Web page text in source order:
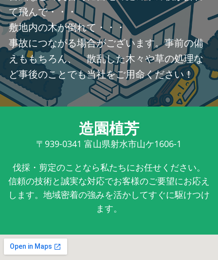
て飛んで・・・
敷地内の木が倒れて・・・
事故につながる場合がございます。事前の備
えももちろん、 散乱した木々や草の処理な
ど事後のことでも当社をご用命ください！
造園植芳
〒939-0341 富山県射水市山ケ1606-1
伐採・剪定のことなら私たちにお任せください。
信頼の技術と誠実な対応でお客様のご要望にお応え
します。地域密着の強みを活かしてすぐに駆けつけ
ます。